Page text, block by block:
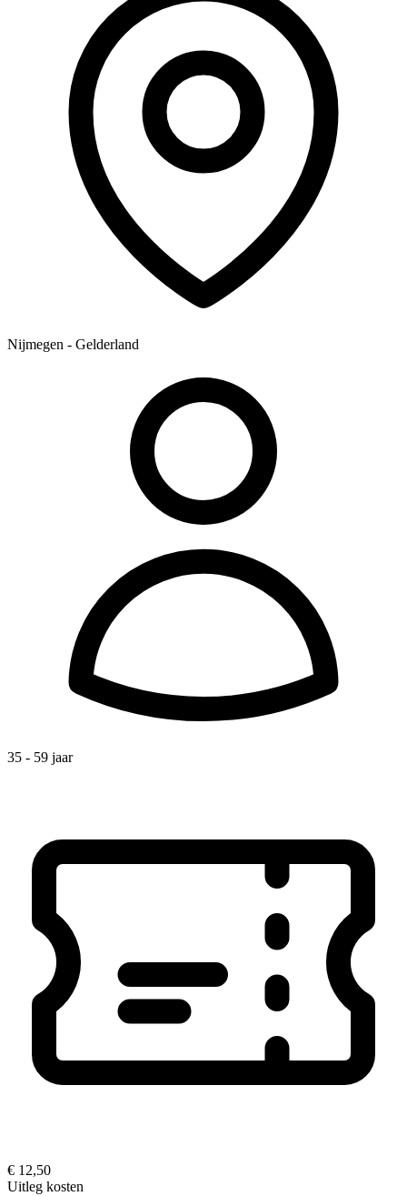
Nijmegen - Gelderland
35 - 59 jaar
€ 12,50
Uitleg kosten